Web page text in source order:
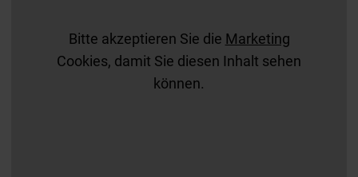
Bitte akzeptieren Sie die Marketing
Cookies, damit Sie diesen Inhalt sehen
können.